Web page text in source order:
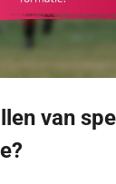
van